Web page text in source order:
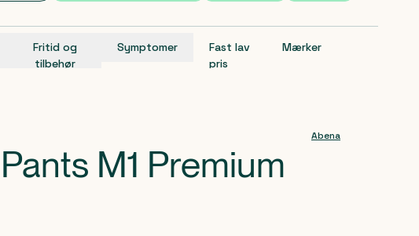
Fritid og
tilbehør
Symptomer
Fast lav
pris
Mærker
Abena
M1 Premium